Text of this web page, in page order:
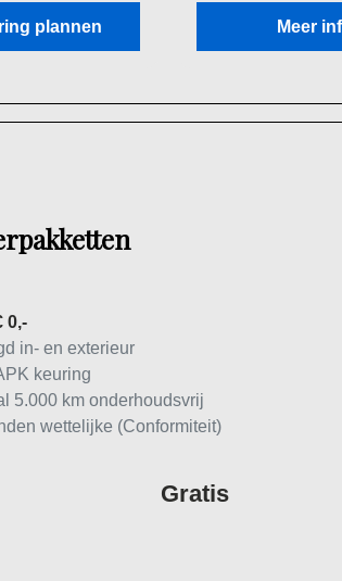
plannen Meer
0,-
in- en exterieur
keuring
5.000 km onderhoudsvrij
wettelijke (Conformiteit)
Gratis